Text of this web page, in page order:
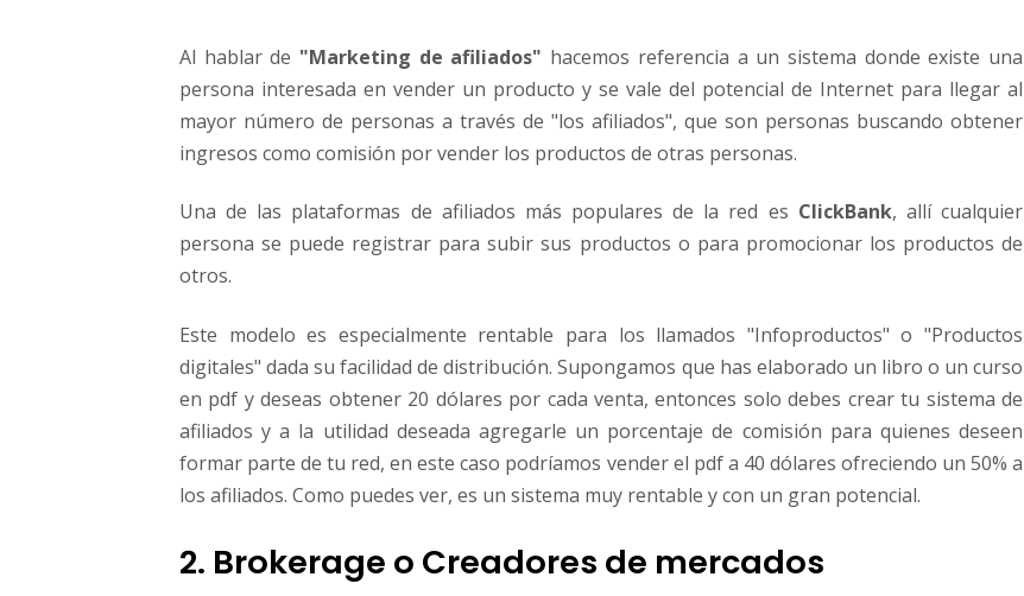
Al hablar de "Marketing de afiliados" hacemos referencia a un sistema donde existe una
persona interesada en vender un producto y se vale del potencial de Internet para llegar al
mayor número de personas a través de "los afiliados", que son personas buscando obtener
ingresos como comisión por vender los productos de otras personas.
Una de las plataformas de afiliados más populares de la red es ClickBank, allí cualquier
persona se puede registrar para subir sus productos o para promocionar los productos de
otros.
Este modelo es especialmente rentable para los llamados "Infoproductos" o "Productos
digitales" dada su facilidad de distribución. Supongamos que has elaborado un libro o un curso
en pdf y deseas obtener 20 dólares por cada venta, entonces solo debes crear tu sistema de
afiliados y a la utilidad deseada agregarle un porcentaje de comisión para quienes deseen
formar parte de tu red, en este caso podríamos vender el pdf a 40 dólares ofreciendo un 50% a
los afiliados. Como puedes ver, es un sistema muy rentable y con un gran potencial.
2. Brokerage o Creadores de mercados